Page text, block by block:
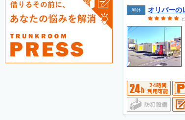
屋外 オリバー